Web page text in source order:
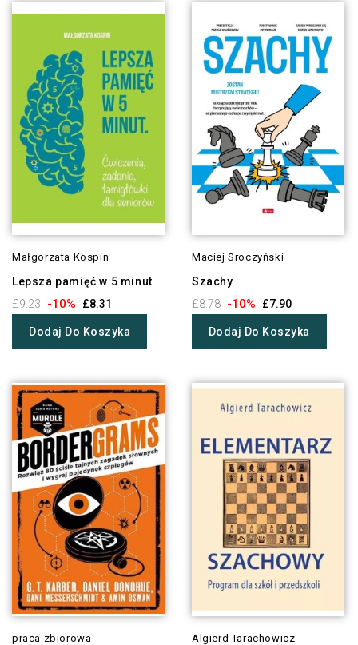
Małgorzata Kospin
Lepsza pamięć w 5 minut
£9.23 -10% £8.31
Dodaj Do Koszyka
Maciej Sroczyński
Szachy
£8.78 -10% £7.90
Dodaj Do Koszyka
praca zbiorowa Algierd Tarachowicz